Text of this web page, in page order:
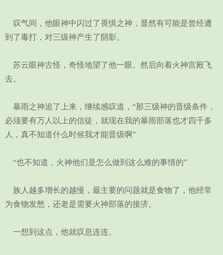
叹气间，他眼神中闪过了畏惧之神，显然有可能是曾经遭
到了毒打，对三级神产生了阴影。
苏云眼神古怪，奇怪地望了他一眼。然后向着火神宫殿飞
去。
暴雨之神追了上来，继续感叹道，“那三级神的晋级条件，
必须要有万人以上的信徒，就现在我的暴雨部落也才四千多
人，真不知道什么时候我才能晋级啊”
“也不知道，火神他们是怎么做到这么难的事情的”
族人越多增长的越慢，最主要的问题就是食物了，他经常
为食物发愁，还老是需要火神部落的接济。
一想到这点，他就叹息连连。